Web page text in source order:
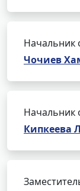
Начальник
Чочиев
Начальник
Кипкеева